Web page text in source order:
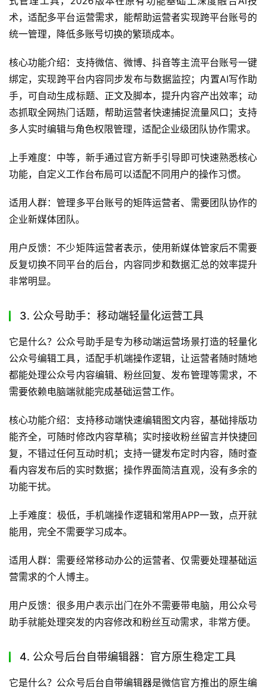
术，适配多平台运营需求，能帮助运营者实现跨平台账号的
统一管理，降低多账号切换的繁琐成本。
核心功能介绍：支持微信、微博、抖音等主流平台账号一键
绑定，实现跨平台内容同步发布与数据监控；内置AI写作助
手，可自动生成标题、正文及脚本，提升内容产出效率；动
态抓取全网热门话题，帮助运营者快速捕捉流量风口；支持
多人实时编辑与角色权限管理，适配企业级团队协作需求。
上手难度：中等，新手通过官方新手引导即可快速熟悉核心
功能，自定义工作台布局可以适配不同用户的操作习惯。
适用人群：管理多平台账号的矩阵运营者、需要团队协作的
企业新媒体团队。
用户反馈：不少矩阵运营者表示，使用新媒体管家后不需要
反复切换不同平台的后台，内容同步和数据汇总的效率提升
非常明显。
3. 公众号助手：移动端轻量化运营工具
它是什么？公众号助手是专为移动端运营场景打造的轻量化
公众号编辑工具，适配手机端操作逻辑，让运营者随时随地
都能处理公众号内容编辑、粉丝回复、发布管理等需求，不
需要依赖电脑端就能完成基础运营工作。
核心功能介绍：支持移动端快速编辑图文内容，基础排版功
能齐全，可随时修改内容草稿；实时接收粉丝留言并快捷回
复，不错过任何互动时机；支持一键发布定时内容，随时查
看内容发布后的实时数据；操作界面简洁直观，没有多余的
功能干扰。
上手难度：极低，手机端操作逻辑和常用APP一致，点开就
能用，完全不需要学习成本。
适用人群：需要经常移动办公的运营者、仅需要处理基础运
营需求的个人博主。
用户反馈：很多用户表示出门在外不需要带电脑，用公众号
助手就能处理突发的内容修改和粉丝互动需求，非常方便。
4. 公众号后台自带编辑器：官方原生稳定工具
它是什么？公众号后台自带编辑器是微信官方推出的原生编